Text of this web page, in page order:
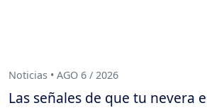
Noticias • AGO 6 / 2026
Las señales de que tu nevera